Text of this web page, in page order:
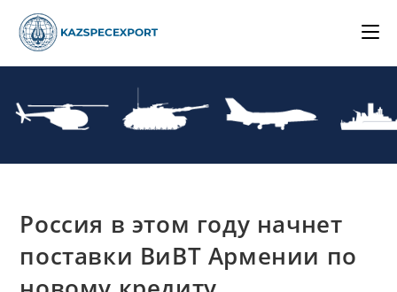
content
Россия в этом году начнет
поставки ВиВТ Армении по